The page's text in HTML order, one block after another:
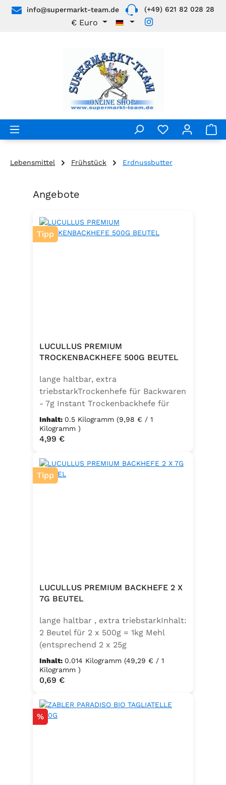
Zum Hauptinhalt springen
info@supermarkt-team.de (+49) 621 82 028 28
€ Euro
Lebensmittel Frühstück Erdnussbutter
Produktgalerie überspringen
Angebote
Tipp
LUCULLUS PREMIUM
TROCKENBACKHEFE 500G BEUTEL
lange haltbar, extra
triebstarkTrockenhefe für Backwaren
- 7g Instant Trockenbackhefe für
500g Weizenmehl, entspricht 25g
FrischhefeZutaten: Trockenbackhefe,
Emulgator Sorbitanmonostearat
Inhalt: 0.5 Kilogramm (9,98 € / 1
Kilogramm )
Regulärer Preis:
4,99 €
Tipp
LUCULLUS PREMIUM BACKHEFE 2 X
7G BEUTEL
lange haltbar , extra triebstarkInhalt:
2 Beutel für 2 x 500g = 1kg Mehl
(entsprechend 2 x 25g
Frischhefe)Zutaten: Trockenbackhefe
, Emulgator E491 (Unter
Schutzatmosphäre verpackt)
Inhalt: 0.014 Kilogramm (49,29 € / 1
Kilogramm )
Regulärer Preis:
0,69 €
Rabatt
%